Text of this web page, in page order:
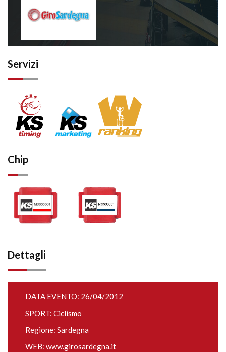
Servizi
Chip
Dettagli
DATA EVENTO: 26/04/2012
SPORT: Ciclismo
Regione: Sardegna
WEB: www.girosardegna.it